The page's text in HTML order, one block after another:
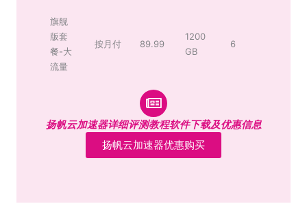
旗舰
版套
餐-大
流量
按月付 89.99
1200
GB
6
扬帆云加速器详细评测教程软件下载及优惠信息
扬帆云加速器优惠购买